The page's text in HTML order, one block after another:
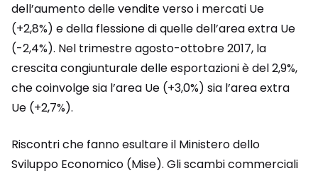
dell’aumento delle vendite verso i mercati Ue
(+2,8%) e della flessione di quelle dell’area extra Ue
(-2,4%). Nel trimestre agosto-ottobre 2017, la
crescita congiunturale delle esportazioni è del 2,9%,
che coinvolge sia l’area Ue (+3,0%) sia l’area extra
Ue (+2,7%).
Riscontri che fanno esultare il Ministero dello
Sviluppo Economico (Mise). Gli scambi commerciali